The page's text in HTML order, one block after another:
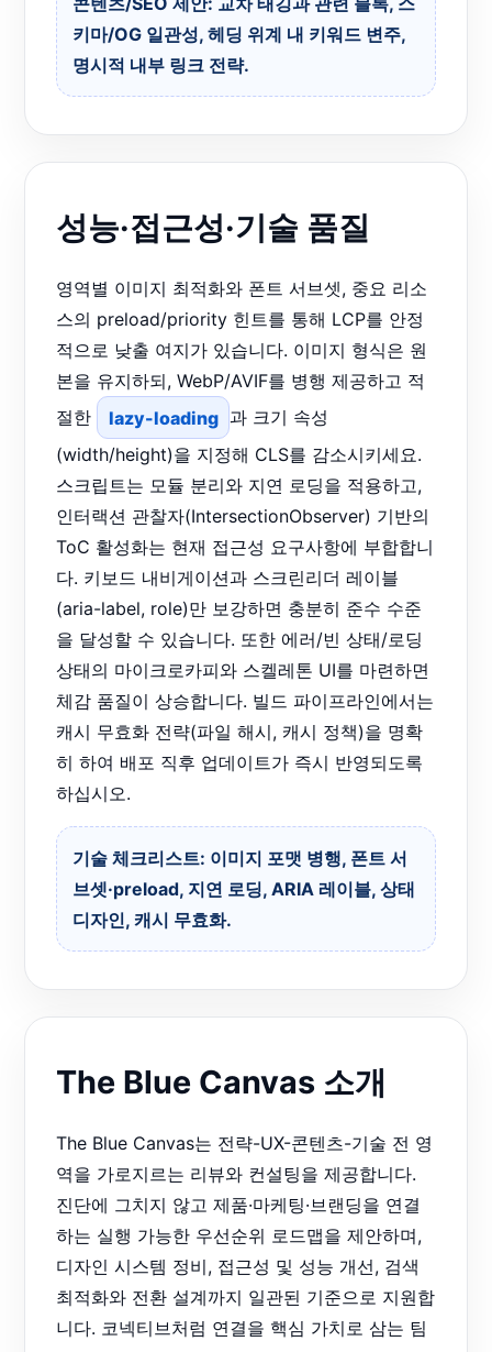
키마/OG 일관성, 헤딩 위계 내 키워드 변주,
명시적 내부 링크 전략.
성능·접근성·기술 품질
영역별 이미지 최적화와 폰트 서브셋, 중요 리소
스의 preload/priority 힌트를 통해 LCP를 안정
적으로 낮출 여지가 있습니다. 이미지 형식은 원
본을 유지하되, WebP/AVIF를 병행 제공하고 적
절한
lazy-loading 과 크기 속성
(width/height)을 지정해 CLS를 감소시키세요.
스크립트는 모듈 분리와 지연 로딩을 적용하고,
인터랙션 관찰자(IntersectionObserver) 기반의
ToC 활성화는 현재 접근성 요구사항에 부합합니
다. 키보드 내비게이션과 스크린리더 레이블
(aria-label, role)만 보강하면 충분히 준수 수준
을 달성할 수 있습니다. 또한 에러/빈 상태/로딩
상태의 마이크로카피와 스켈레톤 UI를 마련하면
체감 품질이 상승합니다. 빌드 파이프라인에서는
캐시 무효화 전략(파일 해시, 캐시 정책)을 명확
히 하여 배포 직후 업데이트가 즉시 반영되도록
하십시오.
기술 체크리스트: 이미지 포맷 병행, 폰트 서
브셋·preload, 지연 로딩, ARIA 레이블, 상태
디자인, 캐시 무효화.
The Blue Canvas 소개
The Blue Canvas는 전략-UX-콘텐츠-기술 전 영
역을 가로지르는 리뷰와 컨설팅을 제공합니다.
진단에 그치지 않고 제품·마케팅·브랜딩을 연결
하는 실행 가능한 우선순위 로드맵을 제안하며,
디자인 시스템 정비, 접근성 및 성능 개선, 검색
최적화와 전환 설계까지 일관된 기준으로 지원합
니다. 코넥티브처럼 연결을 핵심 가치로 삼는 팀